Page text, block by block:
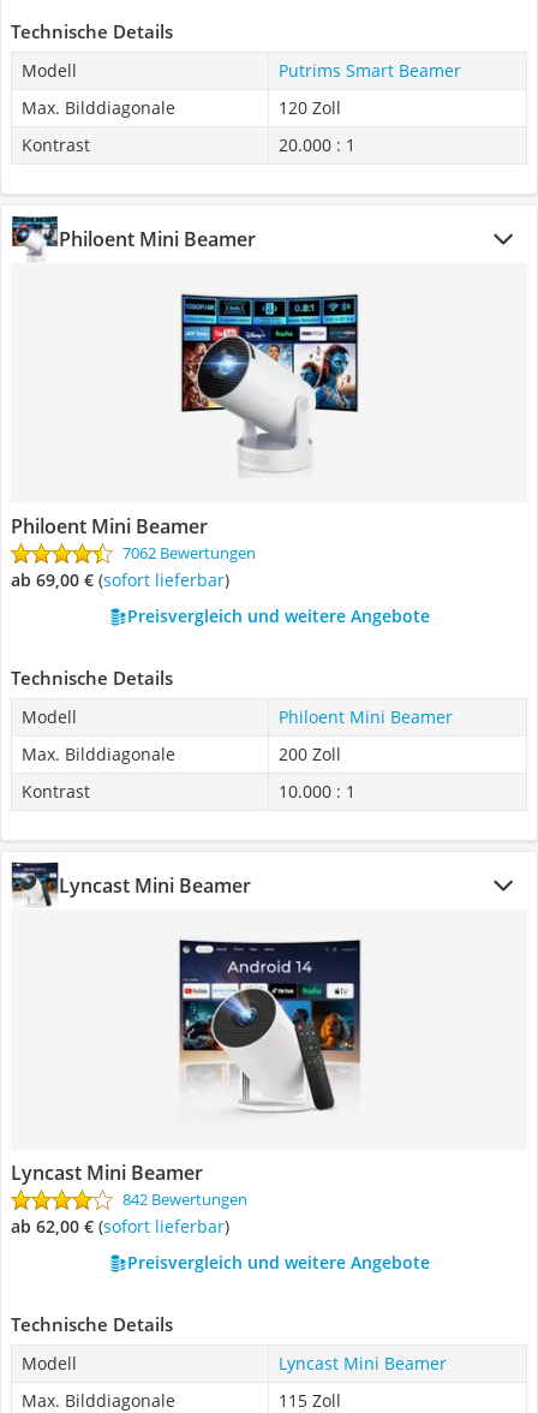
Technische Details
Modell
Putrims Smart Beamer
Max. Bilddiagonale
120 Zoll
Kontrast
20.000 : 1
Philoent Mini Beamer
Philoent Mini Beamer
7062 Bewertungen
ab 69,00 € ( Sofort lieferbar)
Preisvergleich und weitere Angebote
Technische Details
Modell
Philoent Mini Beamer
Max. Bilddiagonale
200 Zoll
Kontrast
10.000 : 1
Lyncast Mini Beamer
Lyncast Mini Beamer
842 Bewertungen
ab 62,00 € ( Sofort lieferbar)
Preisvergleich und weitere Angebote
Technische Details
Modell
Lyncast Mini Beamer
Max. Bilddiagonale
115 Zoll